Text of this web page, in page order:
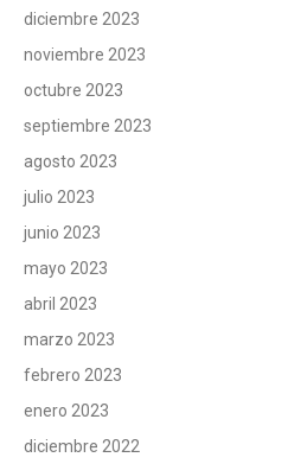
diciembre 2023
noviembre 2023
octubre 2023
septiembre 2023
agosto 2023
julio 2023
junio 2023
mayo 2023
abril 2023
marzo 2023
febrero 2023
enero 2023
diciembre 2022